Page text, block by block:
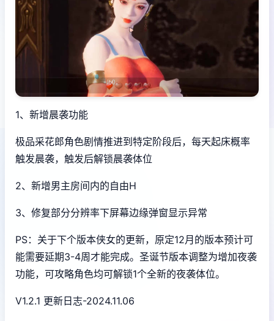
1、新增晨袭功能
极品采花郎角色剧情推进到特定阶段后，每天起床概率
触发晨袭，触发后解锁晨袭体位
2、新增男主房间内的自由H
3、修复部分分辨率下屏幕边缘弹窗显示异常
PS：关于下个版本侠女的更新，原定12月的版本预计可
能需要延期3-4周才能完成。圣诞节版本调整为增加夜袭
功能，可攻略角色均可解锁1个全新的夜袭体位。
V1.2.1 更新日志-2024.11.06